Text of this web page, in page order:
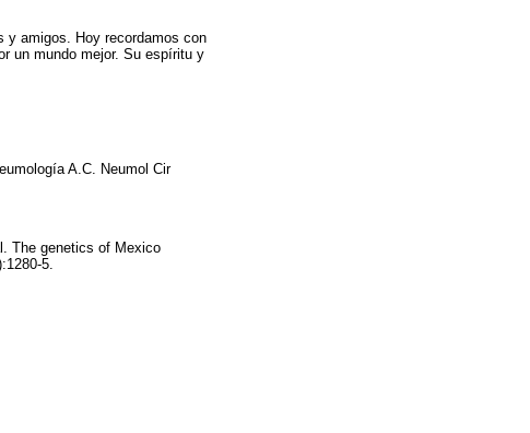
y amigos. Hoy recordamos con
un mundo mejor. Su espíritu y
A.C. Neumol Cir
The genetics of Mexico
5.